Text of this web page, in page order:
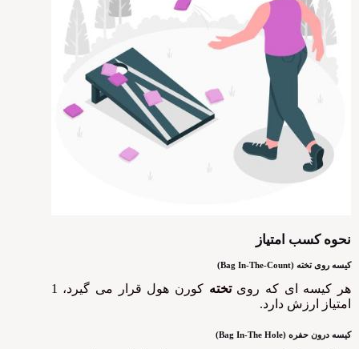
نحوه کسب امتیاز
کیسه روی تخته (Bag In-The-Count
)
هر کیسه ای که رویتخته
کورن هول قرار می گیرد، 1
امتیاز ارزش دارد.
کیسه درون حفره (Bag In-The Hole
)